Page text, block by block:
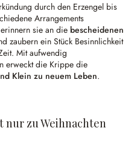
durch den Erzengel bis
Arrangements
sie an die bescheidenen
zaubern ein Stück Besinnlichkeit
Mit aufwendig
erweckt die Krippe die
Klein zu neuem Leben.
zu Weihnachten